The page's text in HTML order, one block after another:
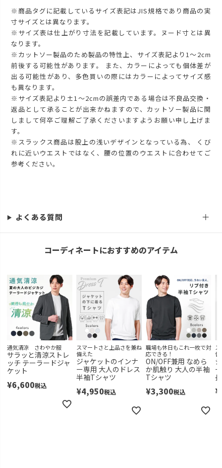
※商品タグに記載しているサイズ表記はJIS規格であり商品の実
寸サイズとは異なります。
※サイズ表は仕上がり寸法を記載しています。ヌード寸とは異
なります。
※カットソー製品のため製品の特性上、サイズ表記より1～2cm
前後する可能性があります。 また、カラーによっても個体差が
出る可能性があり、多色買いの際にはカラーによってサイズ感
も異なります。
※サイズ表記より±1～2cmの誤差内である場合は不良品交換・
返品として承ることが出来かねますので、カットソー製品に関
しまして何卒ご理解ご了承くださいますようお願い申し上げま
す。
※スラックス商品は股上の浅いデザインとなっている為、 くび
れに近いウエストではなく、腰の位置のウエストに合わせてご
参考ください。
よくある質問
コーディネートにおすすめのアイテム
通気清涼 さわやか服
サラッと清涼ストレ
ッチ テーラードジャ
ケット
¥6,600税込
スマートさと上品さを兼ね
備えた
ジャケットのインナ
ー専用 大人のドレス
半袖Tシャツ
¥4,950税込
職場も休日もこれ一枚で対
応できる！
ON/OFF兼用 なめら
か肌触り 大人の半袖
Tシャツ
¥3,300税込
備
¥